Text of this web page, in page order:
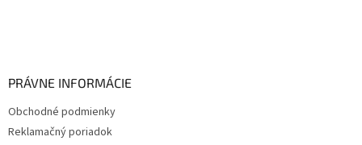
PRÁVNE INFORMÁCIE
Obchodné podmienky
Reklamačný poriadok